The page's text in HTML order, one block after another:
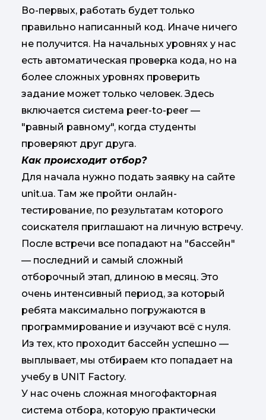
Во-первых, работать будет только
правильно написанный код. Иначе ничего
не получится. На начальных уровнях у нас
есть автоматическая проверка кода, но на
более сложных уровнях проверить
задание может только человек. Здесь
включается система peer-to-peer —
"равный равному", когда студенты
проверяют друг друга.​​​​​​​
Как происходит отбор?
Для начала нужно подать заявку на сайте
unit.ua. Там же пройти онлайн-
тестирование, по результатам которого
соискателя приглашают на личную встречу.
После встречи все попадают на "бассейн"
— последний и самый сложный
отборочный этап, длиною в месяц. Это
очень интенсивный период, за который
ребята максимально погружаются в
программирование и изучают всё с нуля.
Из тех, кто проходит бассейн успешно —
выплывает, мы отбираем кто попадает на
учебу в UNIT Factory.​​​​​​​
У нас очень сложная многофакторная
система отбора, которую практически